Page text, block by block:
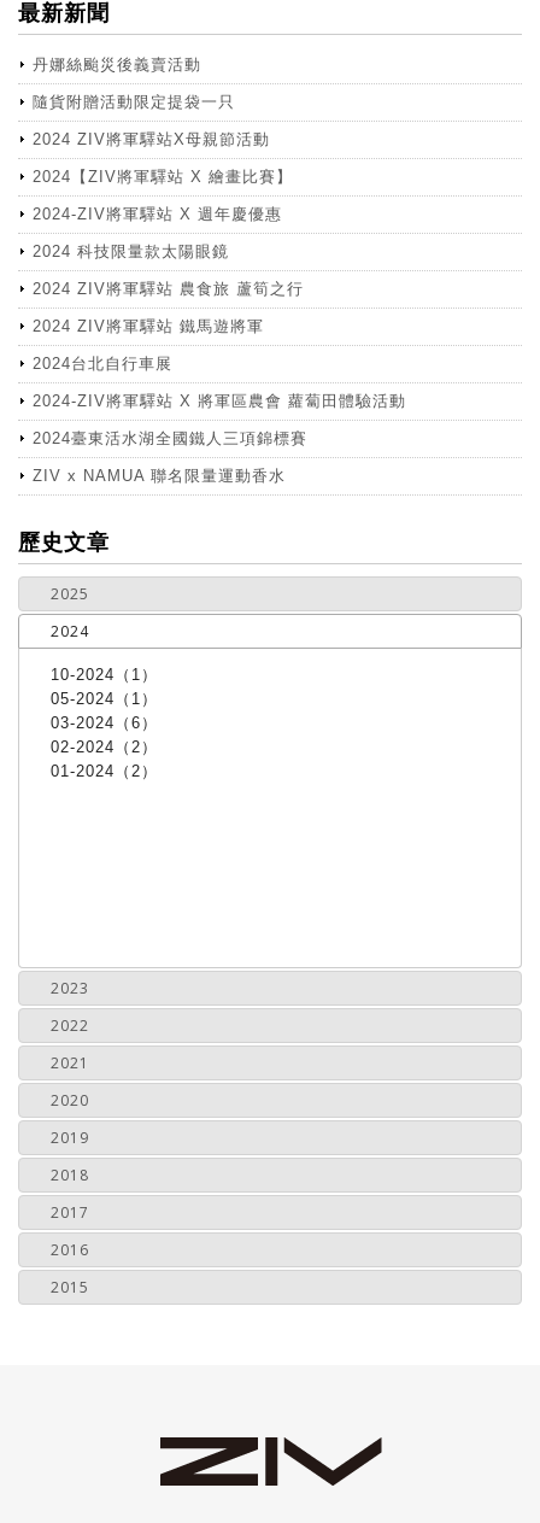
最新新聞
丹娜絲颱災後義賣活動
隨貨附贈活動限定提袋一只
2024 ZIV將軍驛站X母親節活動
2024【ZIV將軍驛站 X 繪畫比賽】
2024-ZIV將軍驛站 X 週年慶優惠
2024 科技限量款太陽眼鏡
2024 ZIV將軍驛站 農食旅 蘆筍之行
2024 ZIV將軍驛站 鐵馬遊將軍
2024台北自行車展
2024-ZIV將軍驛站 X 將軍區農會 蘿蔔田體驗活動
2024臺東活水湖全國鐵人三項錦標賽
ZIV x NAMUA 聯名限量運動香水
more
歷史文章
2025
2024
10-2024（1）
05-2024（1）
03-2024（6）
02-2024（2）
01-2024（2）
2023
2022
2021
2020
2019
2018
2017
2016
2015